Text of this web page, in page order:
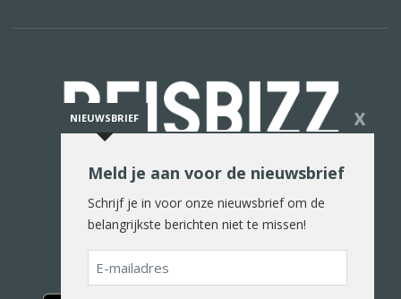
De reiswereld in woord en beeld
NIEUWSBRIEF X
Meld je aan voor de nieuwsbrief
Schrijf je in voor onze nieuwsbrief om de
belangrijkste berichten niet te missen!
E-
mailadres